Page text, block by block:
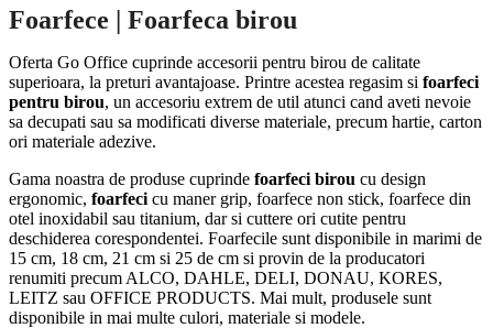
Foarfece | Foarfeca birou
Oferta Go Office cuprinde accesorii pentru birou de calitate
superioara, la preturi avantajoase. Printre acestea regasim si foarfeci
pentru birou, un accesoriu extrem de util atunci cand aveti nevoie
sa decupati sau sa modificati diverse materiale, precum hartie, carton
ori materiale adezive.
Gama noastra de produse cuprinde foarfeci birou cu design
ergonomic, foarfeci cu maner grip, foarfece non stick, foarfece din
otel inoxidabil sau titanium, dar si cuttere ori cutite pentru
deschiderea corespondentei. Foarfecile sunt disponibile in marimi de
15 cm, 18 cm, 21 cm si 25 de cm si provin de la producatori
renumiti precum ALCO, DAHLE, DELI, DONAU, KORES,
LEITZ sau OFFICE PRODUCTS. Mai mult, produsele sunt
disponibile in mai multe culori, materiale si modele.